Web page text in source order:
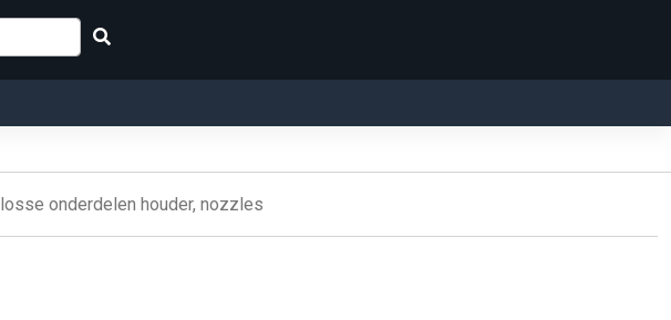
losse onderdelen houder, nozzles